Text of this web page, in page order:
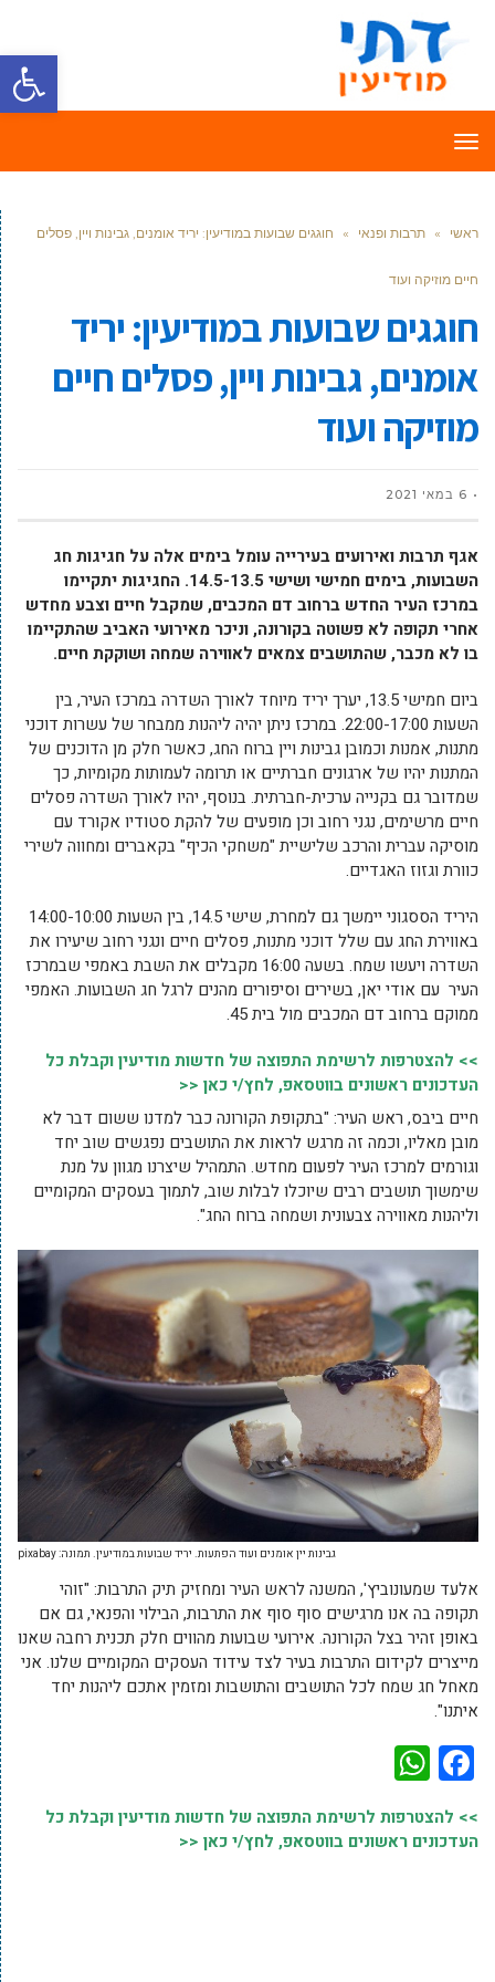
פתח
תפריט
ראשי » תרבות ופנאי » חוגגים שבועות במודיעין: יריד אומנים, גבינות ויין, פסלים
חיים מוזיקה ועוד
חוגגים שבועות במודיעין: יריד
אומנים, גבינות ויין, פסלים חיים
מוזיקה ועוד
6 במאי 2021
אגף תרבות ואירועים בעירייה עומל בימים אלה על חגיגות חג
השבועות, בימים חמישי ושישי 14.5-13.5. החגיגות יתקיימו
במרכז העיר החדש ברחוב דם המכבים, שמקבל חיים וצבע מחדש
אחרי תקופה לא פשוטה בקורונה, וניכר מאירועי האביב שהתקיימו
בו לא מכבר, שהתושבים צמאים לאווירה שמחה ושוקקת חיים.
ביום חמישי 13.5, יערך יריד מיוחד לאורך השדרה במרכז העיר, בין
השעות 22:00-17:00. במרכז ניתן יהיה ליהנות ממבחר של עשרות דוכני
מתנות, אמנות וכמובן גבינות ויין ברוח החג, כאשר חלק מן הדוכנים של
המתנות יהיו של ארגונים חברתיים או תרומה לעמותות מקומיות, כך
שמדובר גם בקנייה ערכית-חברתית. בנוסף, יהיו לאורך השדרה פסלים
חיים מרשימים, נגני רחוב וכן מופעים של להקת סטודיו אקורד עם
מוסיקה עברית והרכב שלישיית "משחקי הכיף" בקאברים ומחווה לשירי
כוורת וגזוז האגדיים.
היריד הססגוני יימשך גם למחרת, שישי 14.5, בין השעות 14:00-10:00
באווירת החג עם שלל דוכני מתנות, פסלים חיים ונגני רחוב שיעירו את
השדרה ויעשו שמח. בשעה 16:00 מקבלים את השבת באמפי שבמרכז
העיר עם אודי יאן, בשירים וסיפורים מהנים לרגל חג השבועות. האמפי
ממוקם ברחוב דם המכבים מול בית 45.
>> להצטרפות לרשימת התפוצה של חדשות מודיעין וקבלת כל
העדכונים ראשונים בווטסאפ, לחץ/י כאן <<
חיים ביבס, ראש העיר: "בתקופת הקורונה כבר למדנו ששום דבר לא
מובן מאליו, וכמה זה מרגש לראות את התושבים נפגשים שוב יחד
וגורמים למרכז העיר לפעום מחדש. התמהיל שיצרנו מגוון על מנת
שימשוך תושבים רבים שיוכלו לבלות שוב, לתמוך בעסקים המקומיים
וליהנות מאווירה צבעונית ושמחה ברוח החג".
גבינות יין אומנים ועוד הפתעות. יריד שבועות במודיעין. תמונה: pixabay
אלעד שמעונוביץ', המשנה לראש העיר ומחזיק תיק התרבות: "זוהי
תקופה בה אנו מרגישים סוף סוף את התרבות, הבילוי והפנאי, גם אם
באופן זהיר בצל הקורונה. אירועי שבועות מהווים חלק תכנית רחבה שאנו
מייצרים לקידום התרבות בעיר לצד עידוד העסקים המקומיים שלנו. אני
מאחל חג שמח לכל התושבים והתושבות ומזמין אתכם ליהנות יחד
איתנו".
Facebook
>> להצטרפות לרשימת התפוצה של חדשות מודיעין וקבלת כל
העדכונים ראשונים בווטסאפ, לחץ/י כאן <<